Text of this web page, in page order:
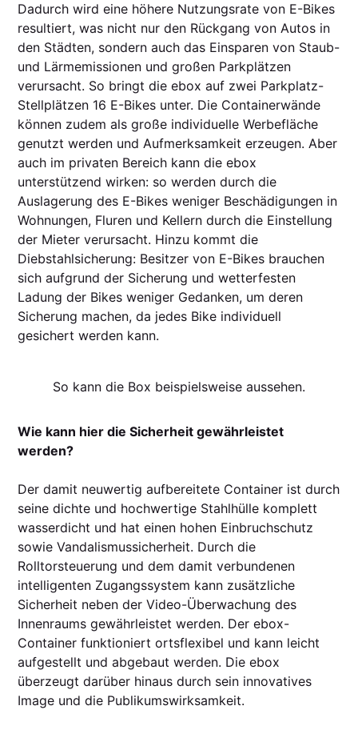
Dadurch wird eine höhere Nutzungsrate von E-Bikes
resultiert, was nicht nur den Rückgang von Autos in
den Städten, sondern auch das Einsparen von Staub-
und Lärmemissionen und großen Parkplätzen
verursacht. So bringt die ebox auf zwei Parkplatz-
Stellplätzen 16 E-Bikes unter. Die Containerwände
können zudem als große individuelle Werbefläche
genutzt werden und Aufmerksamkeit erzeugen. Aber
auch im privaten Bereich kann die ebox
unterstützend wirken: so werden durch die
Auslagerung des E-Bikes weniger Beschädigungen in
Wohnungen, Fluren und Kellern durch die Einstellung
der Mieter verursacht. Hinzu kommt die
Diebstahlsicherung: Besitzer von E-Bikes brauchen
sich aufgrund der Sicherung und wetterfesten
Ladung der Bikes weniger Gedanken, um deren
Sicherung machen, da jedes Bike individuell
gesichert werden kann.
So kann die Box beispielsweise aussehen.
Wie kann hier die Sicherheit gewährleistet
werden?
Der damit neuwertig aufbereitete Container ist durch
seine dichte und hochwertige Stahlhülle komplett
wasserdicht und hat einen hohen Einbruchschutz
sowie Vandalismussicherheit. Durch die
Rolltorsteuerung und dem damit verbundenen
intelligenten Zugangssystem kann zusätzliche
Sicherheit neben der Video-Überwachung des
Innenraums gewährleistet werden. Der ebox-
Container funktioniert ortsflexibel und kann leicht
aufgestellt und abgebaut werden. Die ebox
überzeugt darüber hinaus durch sein innovatives
Image und die Publikumswirksamkeit.